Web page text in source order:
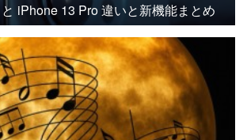
iPhone 13 Pro 違いと新機能まとめ